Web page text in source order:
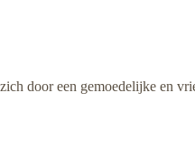
door een gemoedelijke en